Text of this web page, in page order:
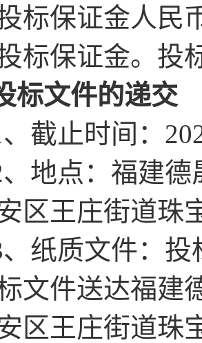
标保证金人民
标保证金。投
标文件的递交
、截止时间：
、地点：福建
区王庄街道珠
、纸质文件：
文件送达福建
区王庄街道珠